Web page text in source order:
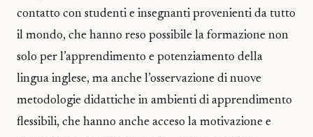
contatto con studenti e insegnanti provenienti da tutto
il mondo, che hanno reso possibile la formazione non
solo per l’apprendimento e potenziamento della
lingua inglese, ma anche l’osservazione di nuove
metodologie didattiche in ambienti di apprendimento
flessibili, che hanno anche acceso la motivazione e